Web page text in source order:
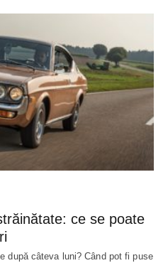
ce se poate
după câteva luni? Când pot fi puse